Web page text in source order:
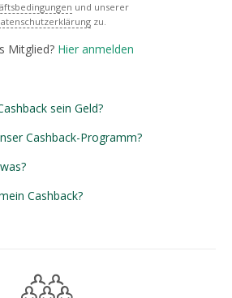
und unserer
zu.
Mitglied? Hier anmelden
sein Geld?
Cashback-Programm?
Cashback?